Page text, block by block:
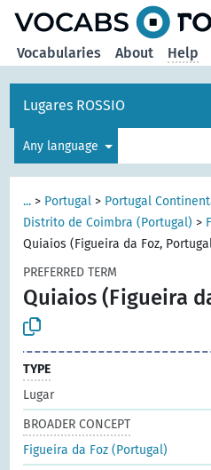
Vocabularies About Help
Lugares ROSSIO
Any language
... > Portugal > Portugal
Distrito de Coimbra (Portugal) >
Quiaios (Figueira da Foz,
PREFERRED TERM
Quiaios (Figueira
TYPE
Lugar
BROADER CONCEPT
Figueira da Foz (Portugal)